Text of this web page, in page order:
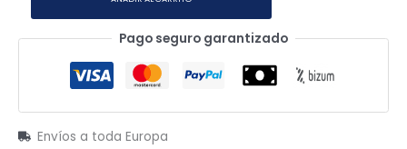
Pago seguro garantizado
Envíos a toda Europa